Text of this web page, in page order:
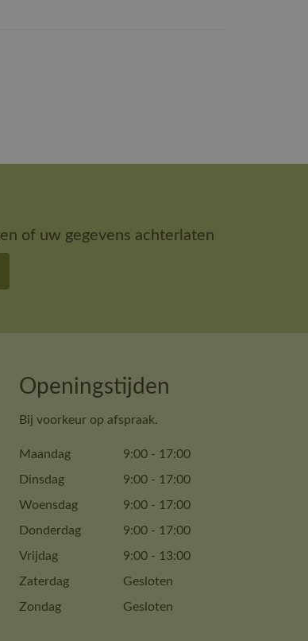
of uw gegevens achterlaten
Openingstijden
Bij voorkeur op afspraak.
Maandag 9:00 - 17:00
Dinsdag
9:00 - 17:00
Woensdag
9:00 - 17:00
Donderdag
9:00 - 17:00
Vrijdag
9:00 - 13:00
Zaterdag
Gesloten
Zondag
Gesloten